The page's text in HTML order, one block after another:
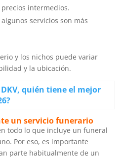
intermedios.
servicios son más
y los nichos puede variar
y la ubicación.
quién tiene el mejor
un servicio funerario
todo lo que incluye un funeral
Por eso, es importante
parte habitualmente de un